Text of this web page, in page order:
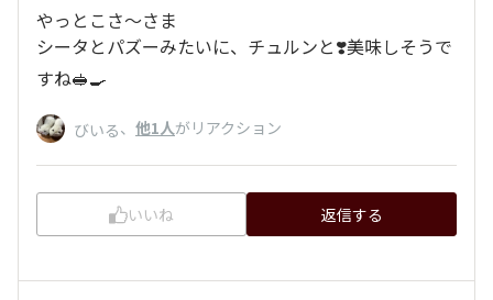
やっとこさ〜さま
シータとパズーみたいに、チュルンと❣️美味しそうで
すね🥪🍳
びいる、 他1人がリアクション
いいね 返信する